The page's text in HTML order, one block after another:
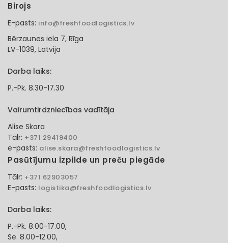
Birojs
E-pasts: info@freshfoodlogistics.lv
Bērzaunes iela 7, Rīga
LV-1039, Latvija
Darba laiks:
P.-Pk. 8.30-17.30
Vairumtirdzniecības vadītāja
Alise Skara
Tālr: +371 29419400
e-pasts: alise.skara@freshfoodlogistics.lv
Pasūtījumu izpilde un preču piegāde
Tālr: +371 62903057
E-pasts: logistika@freshfoodlogistics.lv
Darba laiks:
P.-Pk. 8.00-17.00,
Se. 8.00-12.00,